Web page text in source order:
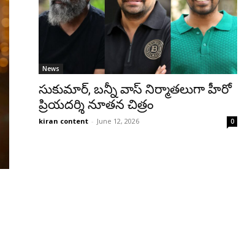
News
సుకుమార్, బన్నీ వాస్ నిర్మాతలుగా హీరో
ప్రియదర్శి నూతన చిత్రం
kiran content - June 12, 2026 0